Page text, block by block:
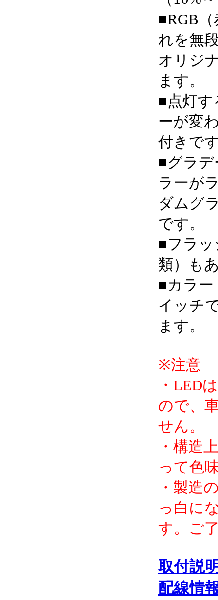
■RGB
れを無
オリジ
ます。
■点灯す
ーが変
付きで
■グラ
ラーが
ダムグ
です。
■フラッ
類）も
■カラー
イッチ
ます。
※注意
・LED
ので、
せん。
・構造
って色
・製造
っ白に
す。ご
取付説
配線情